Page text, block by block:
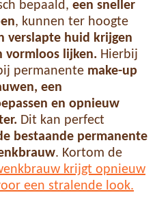
bepaald, een sneller
, kunnen ter hoogte
verslapte huid krijgen
vormloos lijken. Hierbij
permanente make-up
een
en opnieuw
Dit kan perfect
bestaande permanente
. Kortom de
krijgt opnieuw
een stralende look.